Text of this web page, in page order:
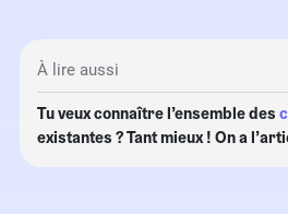
À lire aussi
Tu veux connaître l’ensemble des
existantes ? Tant mieux ! On a